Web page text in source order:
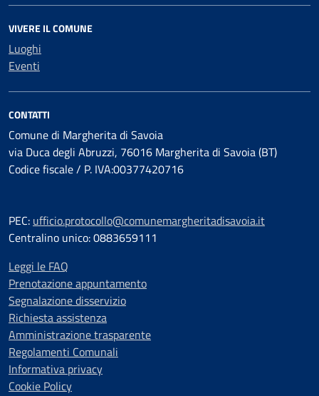
VIVERE IL COMUNE
Luoghi
Eventi
CONTATTI
Comune di Margherita di Savoia
via Duca degli Abruzzi, 76016 Margherita di Savoia (BT)
Codice fiscale / P. IVA:00377420716
PEC: ufficio.protocollo@comunemargheritadisavoia.it
Centralino unico: 0883659111
Leggi le FAQ
Prenotazione appuntamento
Segnalazione disservizio
Richiesta assistenza
Amministrazione trasparente
Regolamenti Comunali
Informativa privacy
Cookie Policy